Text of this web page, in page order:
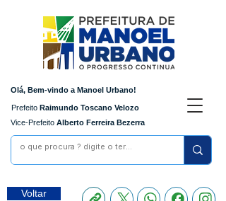
Olá, Bem-vindo a Manoel Urbano!
Prefeito Raimundo Toscano Velozo
Vice-Prefeito Alberto Ferreira Bezerra
Voltar